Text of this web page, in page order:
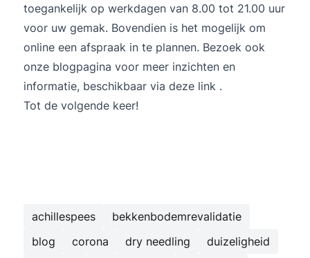
toegankelijk op werkdagen van 8.00 tot 21.00 uur
voor uw gemak. Bovendien is het mogelijk om
online een afspraak in te plannen. Bezoek ook
onze blogpagina voor meer inzichten en
informatie, beschikbaar via deze link .
Tot de volgende keer!
achillespees
bekkenbodemrevalidatie
blog
corona dry needling
duizeligheid